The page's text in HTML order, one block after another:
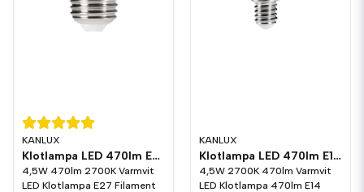
KANLUX
Klotlampa LED 470lm E27 2700K
4,5W 470lm 2700K Varmvit
LED Klotlampa E27 Filament
KANLUX
Klotlampa LED 470lm E14 Vita Filament 2700K
4,5W 2700K 470lm Varmvit
LED Klotlampa 470lm E14